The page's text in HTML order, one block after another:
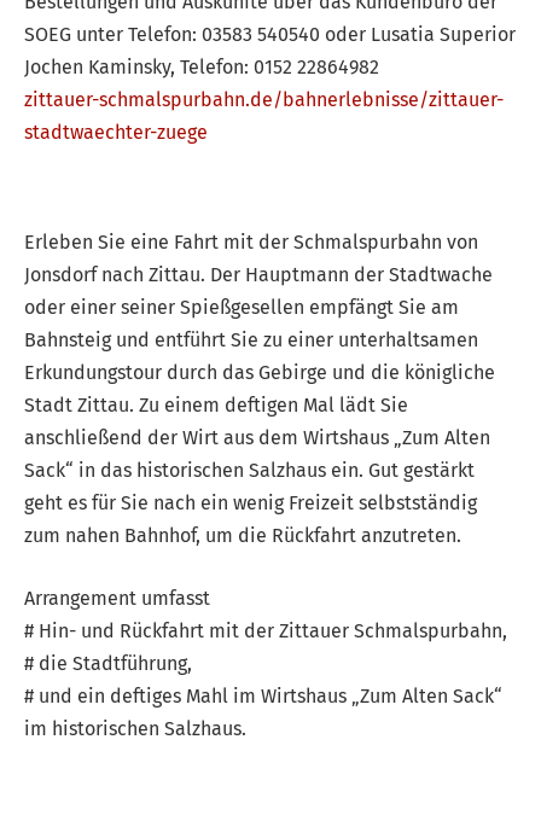
SOEG unter Telefon: 03583 540540 oder Lusatia Superior
Jochen Kaminsky, Telefon: 0152 22864982
zittauer-schmalspurbahn.de/bahnerlebnisse/zittauer-
stadtwaechter-zuege
Erleben Sie eine Fahrt mit der Schmalspurbahn von
Jonsdorf nach Zittau. Der Hauptmann der Stadtwache
oder einer seiner Spießgesellen empfängt Sie am
Bahnsteig und entführt Sie zu einer unterhaltsamen
Erkundungstour durch das Gebirge und die königliche
Stadt Zittau. Zu einem deftigen Mal lädt Sie
anschließend der Wirt aus dem Wirtshaus „Zum Alten
Sack“ in das historischen Salzhaus ein. Gut gestärkt
geht es für Sie nach ein wenig Freizeit selbstständig
zum nahen Bahnhof, um die Rückfahrt anzutreten.
Arrangement umfasst
# Hin- und Rückfahrt mit der Zittauer Schmalspurbahn,
# die Stadtführung,
# und ein deftiges Mahl im Wirtshaus „Zum Alten Sack“
im historischen Salzhaus.